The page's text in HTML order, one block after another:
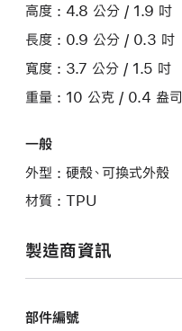
高度 : 4.8 公分 / 1.9 吋
長度 : 0.9 公分 / 0.3 吋
寬度 : 3.7 公分 / 1.5 吋
重量 : 10 公克 / 0.4 盎司
一般
外型 : 硬殼、可換式外殼
材質 : TPU
製造商資訊
部件編號